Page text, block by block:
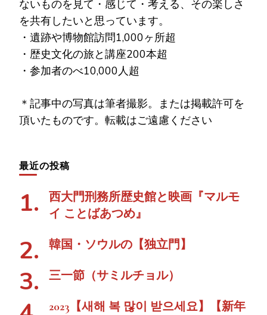
ないものを見て・感じて・考える、その楽しさ
を共有したいと思っています。
・遺跡や博物館訪問1,000ヶ所超
・歴史文化の旅と講座200本超
・参加者のべ10,000人超
＊記事中の写真は筆者撮影。または掲載許可を
頂いたものです。転載はご遠慮ください
最近の投稿
西大門刑務所歴史館と映画『マルモ
イ ことばあつめ』
韓国・ソウルの【独立門】
三一節（サミルチョル）
2023【새해 복 많이 받으세요】【新年